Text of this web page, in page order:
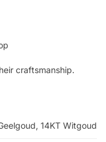
craftsmanship.
14KT Witgoud